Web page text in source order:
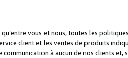
vous et nous, toutes les
client et les ventes de produits
à aucun de nos clients et,